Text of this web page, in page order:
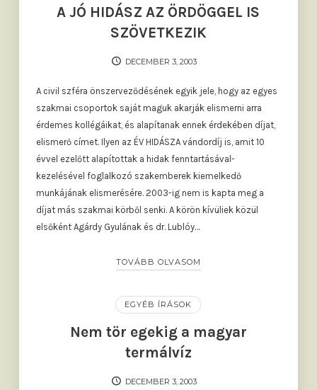
A JÓ HIDÁSZ AZ ÖRDÖGGEL IS
SZÖVETKEZIK
DECEMBER 3, 2003
A civil szféra önszerveződésének egyik jele, hogy az egyes
szakmai csoportok saját maguk akarják elismerni arra
érdemes kollégáikat, és alapítanak ennek érdekében díjat,
elismerő címet. Ilyen az ÉV HIDÁSZA vándordíj is, amit 10
évvel ezelőtt alapítottak a hidak fenntartásával-
kezelésével foglalkozó szakemberek kiemelkedő
munkájának elismerésére. 2003-ig nem is kapta meg a
díjat más szakmai körből senki. A körön kívüliek közül
elsőként Agárdy Gyulának és dr. Lublóy…
TOVÁBB OLVASOM
EGYÉB ÍRÁSOK
Nem tör egekig a magyar
termálvíz
DECEMBER 3, 2003